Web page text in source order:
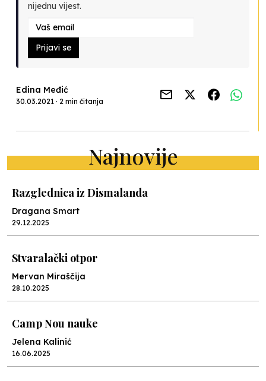
nijednu vijest.
Prijavi se
Edina Međić
30.03.2021 · 2 min čitanja
Najnovije
Razglednica iz Dismalanda
Dragana Smart
29.12.2025
Stvaralački otpor
Mervan Miraščija
28.10.2025
Camp Nou nauke
Jelena Kalinić
16.06.2025